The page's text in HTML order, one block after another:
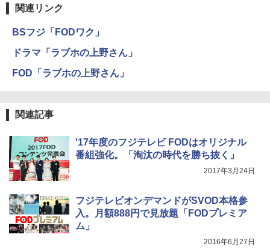
関連リンク
BSフジ「FODワク」
ドラマ「ラブホの上野さん」
FOD「ラブホの上野さん」
関連記事
'17年度のフジテレビ FODはオリジナル
番組強化。「淘汰の時代を勝ち抜く」
2017年3月24日
フジテレビオンデマンドがSVOD本格参
入。月額888円で見放題「FODプレミア
ム」
2016年6月27日